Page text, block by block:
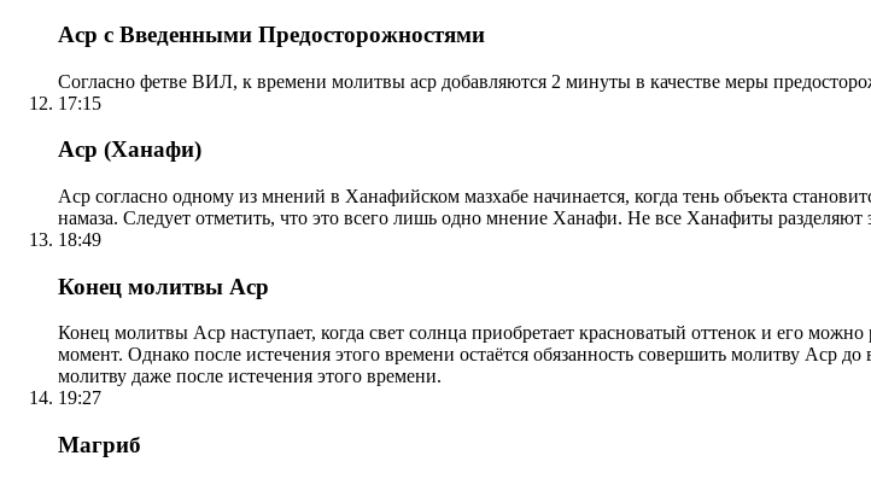
Аср с Введенными Предосторожностями
Согласно фетве ВИЛ, к времени молитвы аср добавляются 2 минуты в качестве меры
17:15
Аср (Ханафи)
Аср согласно одному из мнений в Ханафийском мазхабе начинается, когда тень объекта
намаза. Следует отметить, что это всего лишь одно мнение Ханафи. Не все Ханафиты
18:49
Конец молитвы Аср
Конец молитвы Аср наступает, когда свет солнца приобретает красноватый оттенок и его
момент. Однако после истечения этого времени остаётся обязанность совершить молитву Аср
молитву даже после истечения этого времени.
19:27
Магриб